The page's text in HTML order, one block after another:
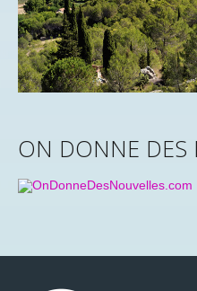
ON DONNE DES